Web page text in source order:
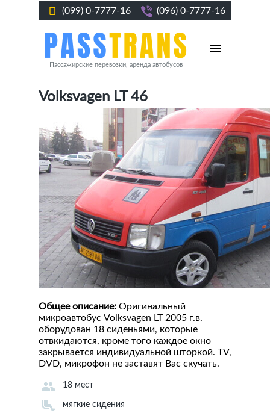
(099) 0-7777-16 (096) 0-7777-16
Пассажирские перевозки, аренда автобусов
Volksvagen LT 46
Общее описание: Оригинальный
микроавтобус Volksvagen LT 2005 г.в.
оборудован 18 сиденьями, которые
отвкидаются, кроме того каждое окно
закрывается индивидуальной шторкой. TV,
DVD, микрофон не заставят Вас скучать.
18 мест
мягкие сидения